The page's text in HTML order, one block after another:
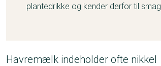
plantedrikke og kender derfor til
Havremælk indeholder ofte nikkel